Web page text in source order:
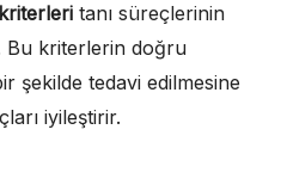
tanı süreçlerinin
Bu kriterlerin doğru
şekilde tedavi edilmesine
iyileştirir.